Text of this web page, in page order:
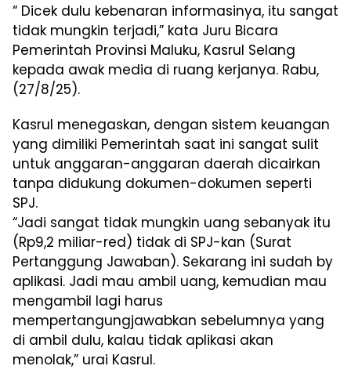
“ Dicek dulu kebenaran informasinya, itu sangat
tidak mungkin terjadi,” kata Juru Bicara
Pemerintah Provinsi Maluku, Kasrul Selang
kepada awak media di ruang kerjanya. Rabu,
(27/8/25).
Kasrul menegaskan, dengan sistem keuangan
yang dimiliki Pemerintah saat ini sangat sulit
untuk anggaran-anggaran daerah dicairkan
tanpa didukung dokumen-dokumen seperti
SPJ.
“Jadi sangat tidak mungkin uang sebanyak itu
(Rp9,2 miliar-red) tidak di SPJ-kan (Surat
Pertanggung Jawaban). Sekarang ini sudah by
aplikasi. Jadi mau ambil uang, kemudian mau
mengambil lagi harus
mempertangungjawabkan sebelumnya yang
di ambil dulu, kalau tidak aplikasi akan
menolak,” urai Kasrul.